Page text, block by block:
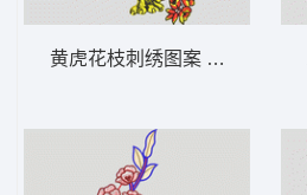
黄虎花枝刺绣图案 老虎